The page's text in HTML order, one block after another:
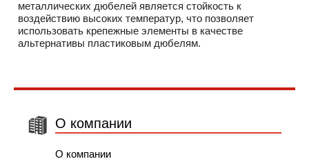
металлических дюбелей является стойкость к
воздействию высоких температур, что позволяет
использовать крепежные элементы в качестве
альтернативы пластиковым дюбелям.
О компании
О компании